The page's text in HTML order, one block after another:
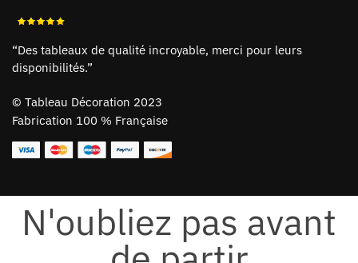
“Des tableaux de qualité incroyable, merci pour leurs
disponibilités.”
© Tableau Décoration 2023
Fabrication 100 % Française
N'oubliez pas avant